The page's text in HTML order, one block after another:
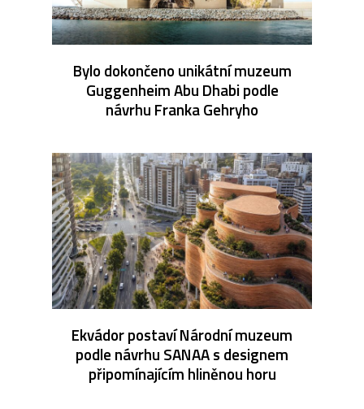
Bylo dokončeno unikátní muzeum
Guggenheim Abu Dhabi podle
návrhu Franka Gehryho
Ekvádor postaví Národní muzeum
podle návrhu SANAA s designem
připomínajícím hliněnou horu